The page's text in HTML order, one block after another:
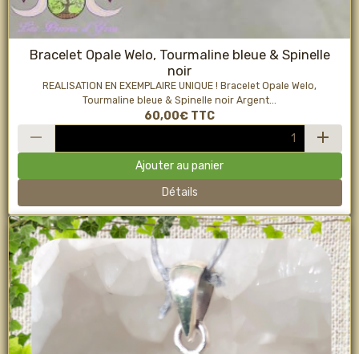
Bracelet Opale Welo, Tourmaline bleue & Spinelle
noir
REALISATION EN EXEMPLAIRE UNIQUE ! Bracelet Opale Welo,
Tourmaline bleue & Spinelle noir Argent...
60,00€ TTC
Ajouter au panier
Détails